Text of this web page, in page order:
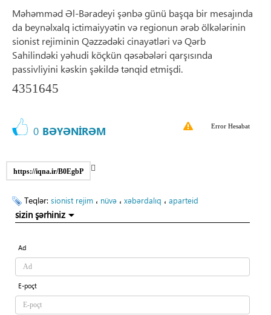
Məhəmməd Əl-Bəradeyi şənbə günü başqa bir mesajında
da beynəlxalq ictimaiyyətin və regionun ərəb ölkələrinin
sionist rejiminin Qəzzədəki cinayətləri və Qərb
Sahilindəki yəhudi köçkün qəsəbələri qarşısında
passivliyini kəskin şəkildə tənqid etmişdi.
4351645
0 BƏYƏNİRƏM Error Hesabat
https://iqna.ir/B0EgbP
Teqlər: sionist rejim ، nüvə ، xəbərdalıq ، aparteid
sizin şərhiniz
Ad
E-poçt